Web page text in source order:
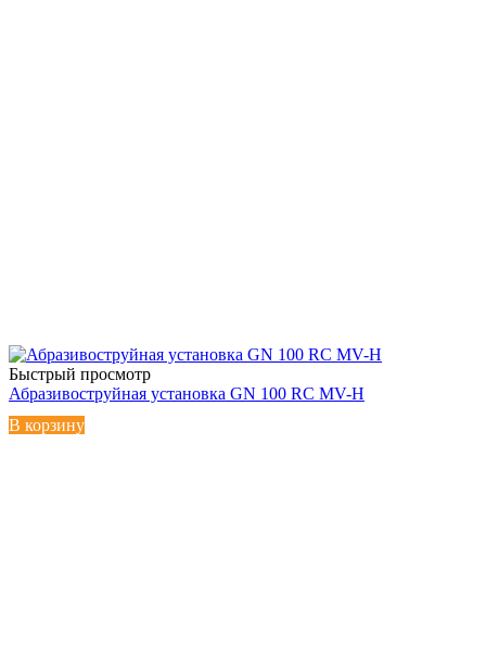
Быстрый просмотр
Абразивоструйная установка GN 100 RC MV-H
В корзину